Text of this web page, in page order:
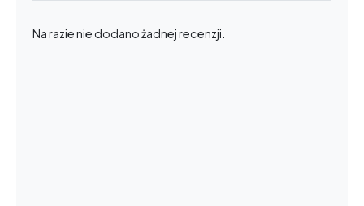
Na razie nie dodano żadnej recenzji.